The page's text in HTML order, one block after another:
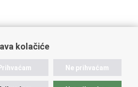
nazovete na broj
kolačiće
Ne prihvaćam